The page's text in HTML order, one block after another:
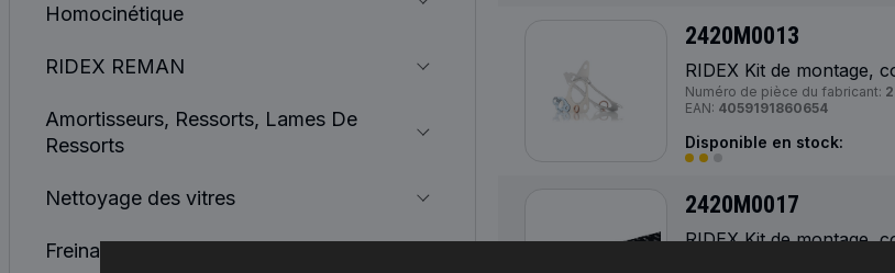
Homocinétique
RIDEX REMAN
Amortisseurs, Ressorts, Lames De
Ressorts
Nettoyage des vitres
Freinage
2420M0013
RIDEX Kit de montage,
Numéro de pièce du fabricant:
EAN: 4059191860654
Disponible en stock:
2420M0017
RIDEX Kit de montage,